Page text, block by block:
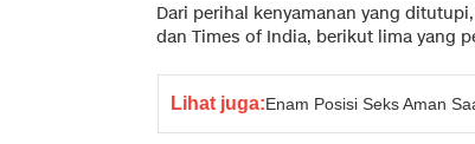
Dari perihal kenyamanan yang
dan Times of India, berikut lima yang
Lihat juga:Enam Posisi Seks Aman